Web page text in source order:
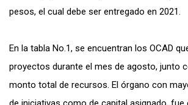
pesos, el cual debe ser entregado en 2021.
En la tabla No.1, se encuentran los OCAD
proyectos durante el mes de agosto, junto
monto total de recursos. El órgano con